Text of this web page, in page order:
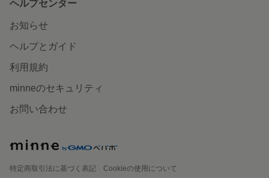
ヘルプセンター
お知らせ
ヘルプとガイド
利用規約
minneのセキュリティ
お問い合わせ
特定商取引法に基づく表記
Cookieの使用について